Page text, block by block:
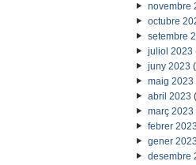
novembre
octubre
setembre
juliol 2023
juny 2023
maig 2023
abril 2023
març 2023
febrer 2023
gener 2023
desembre